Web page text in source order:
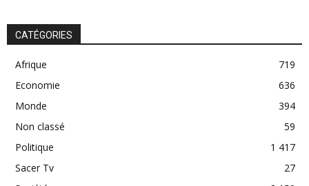
CATÉGORIES
Afrique
719
Economie
636
Monde
394
Non classé
59
Politique
1 417
Sacer Tv
27